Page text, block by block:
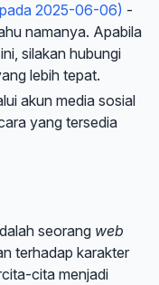
2025-06-06) -
namanya. Apabila
silakan hubungi
lebih tepat.
akun media sosial
yang tersedia
seorang web
terhadap karakter
cita menjadi